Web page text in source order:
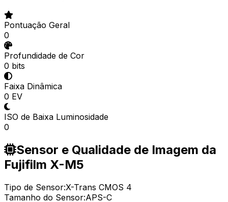
Pontuação Geral
0
Profundidade de Cor
0 bits
Faixa Dinâmica
0 EV
ISO de Baixa Luminosidade
0
Sensor e Qualidade de Imagem da
Fujifilm X-M5
Tipo de Sensor:X-Trans CMOS 4
Tamanho do Sensor:APS-C